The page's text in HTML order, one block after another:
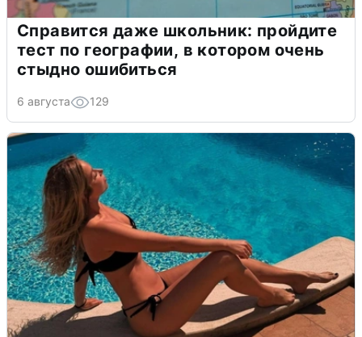
Справится даже школьник: пройдите
тест по географии, в котором очень
стыдно ошибиться
6 августа 129